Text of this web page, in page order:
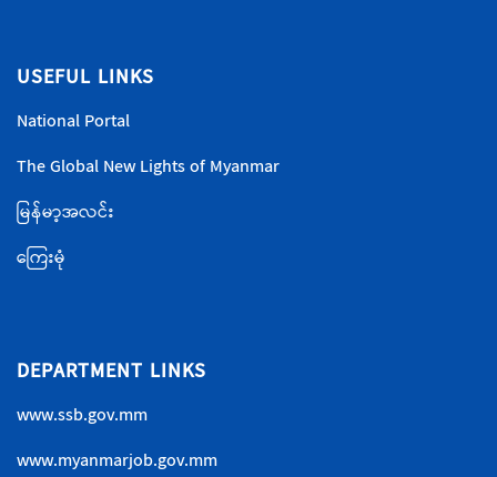
USEFUL LINKS
National Portal
The Global New Lights of Myanmar
မြန်မာ့အလင်း
ကြေးမုံ
DEPARTMENT LINKS
www.ssb.gov.mm
www.myanmarjob.gov.mm